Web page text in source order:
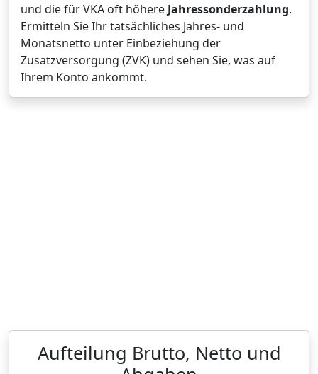
und die für VKA oft höhere Jahressonderzahlung.
Ermitteln Sie Ihr tatsächliches Jahres- und
Monatsnetto unter Einbeziehung der
Zusatzversorgung (ZVK) und sehen Sie, was auf
Ihrem Konto ankommt.
Aufteilung Brutto, Netto und